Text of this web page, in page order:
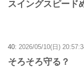
スイングスピード
40: 2026/05/10(日)
そろそろ守る？